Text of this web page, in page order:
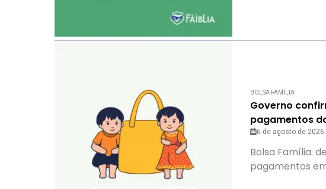
BOLSA FAMÍLIA
Governo
pagamentos
6 de agosto de 2026
Bolsa Família:
pagamentos